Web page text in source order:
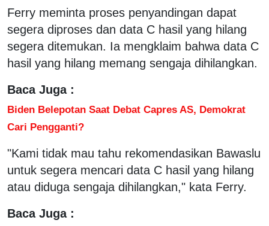
Ferry meminta proses penyandingan dapat
segera diproses dan data C hasil yang hilang
segera ditemukan. Ia mengklaim bahwa data C
hasil yang hilang memang sengaja dihilangkan.
Baca Juga :
Biden Belepotan Saat Debat Capres AS, Demokrat
Cari Pengganti?
"Kami tidak mau tahu rekomendasikan Bawaslu
untuk segera mencari data C hasil yang hilang
atau diduga sengaja dihilangkan," kata Ferry.
Baca Juga :